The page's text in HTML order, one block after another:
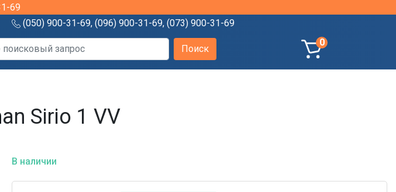
69
(050) 900-31-69, (096) 900-31-69, (073) 900-31-69
0
Sirio 1 VV
В наличии